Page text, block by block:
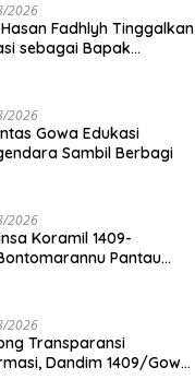
2026
Hasan Fadhlyh Tinggalkan
sebagai Bapak
2026
Gowa Edukasi
Sambil Berbagi
2026
Koramil 1409-
Pantau
2026
Transparansi
Dandim 1409/Gowa